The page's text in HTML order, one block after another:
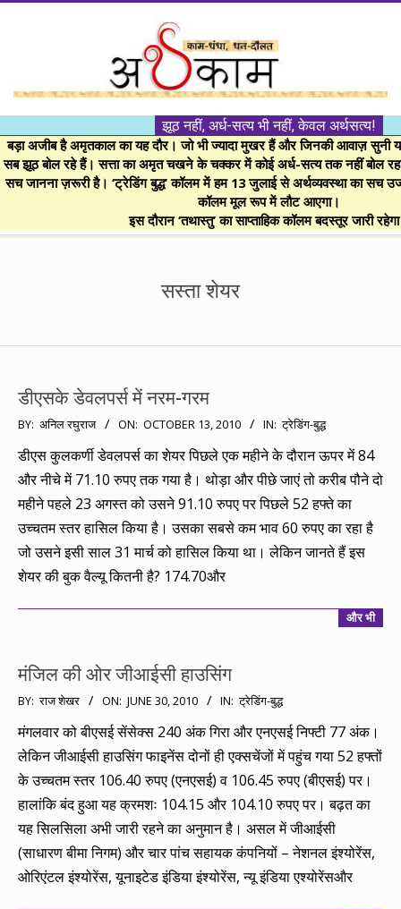
।।
अर्थकाम।।
BE
FINANCIALLY
झूठ नहीं, अर्ध-सत्य भी नहीं, केवल अर्थसत्य!
बड़ा अजीब है अमृतकाल का यह दौर। जो भी ज्यादा मुखर हैं और जिनकी आवाज़ सुनी
सब झूठ बोल रहे हैं। सत्ता का अमृत चखने के चक्कर में कोई अर्ध-सत्य तक नहीं बोल
सच जानना ज़रूरी है। ‘ट्रेडिंग बुद्ध’ कॉलम में हम 13 जुलाई से अर्थव्यवस्था का सच
कॉलम मूल रूप में लौट आएगा।
इस दौरान ‘तथास्तु’ का साप्ताहिक कॉलम बदस्तूर जारी
सस्ता शेयर
डीएसके डेवलपर्स में नरम-गरम
2010-
10-
13
BY: अनिल रघुराज ON: OCTOBER 13, 2010 IN: ट्रेडिंग-बुद्ध
डीएस कुलकर्णी डेवलपर्स का शेयर पिछले एक महीने के दौरान ऊपर में 84
और नीचे में 71.10 रुपए तक गया है। थोड़ा और पीछे जाएं तो करीब पौने दो
महीने पहले 23 अगस्त को उसने 91.10 रुपए पर पिछले 52 हफ्ते का
उच्चतम स्तर हासिल किया है। उसका सबसे कम भाव 60 रुपए का रहा है
जो उसने इसी साल 31 मार्च को हासिल किया था। लेकिन जानते हैं इस
शेयर की बुक वैल्यू कितनी है? 174.70और
और भी
मंजिल की ओर जीआईसी हाउसिंग
2010-
06-
30
BY: राज शेखर ON: JUNE 30, 2010 IN: ट्रेडिंग-बुद्ध
मंगलवार को बीएसई सेंसेक्स 240 अंक गिरा और एनएसई निफ्टी 77 अंक।
लेकिन जीआईसी हाउसिंग फाइनेंस दोनों ही एक्सचेंजों में पहुंच गया 52 हफ्तों
के उच्चतम स्तर 106.40 रुपए (एनएसई) व 106.45 रुपए (बीएसई) पर।
हालांकि बंद हुआ यह क्रमशः 104.15 और 104.10 रुपए पर। बढ़त का
यह सिलसिला अभी जारी रहने का अनुमान है। असल में जीआईसी
(साधारण बीमा निगम) और चार पांच सहायक कंपनियों – नेशनल इंश्योरेंस,
ओरिएंटल इंश्योरेंस, यूनाइटेड इंडिया इंश्योरेंस, न्यू इंडिया एश्योरेंसऔर